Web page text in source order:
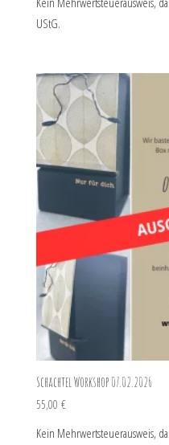
UStG.
Schachtel Workshop 07.02.2026
55,00 €
Kein Mehrwertsteuerausweis,